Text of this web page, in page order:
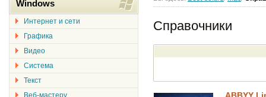
Справочники
Windows
Интернет и сети
Графика
Видео
Система
Текст
Веб-мастеру